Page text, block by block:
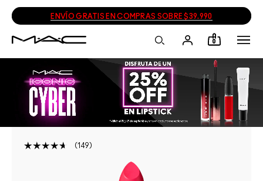
ENVÍO GRATIS EN COMPRAS SOBRE $39.990
0
149